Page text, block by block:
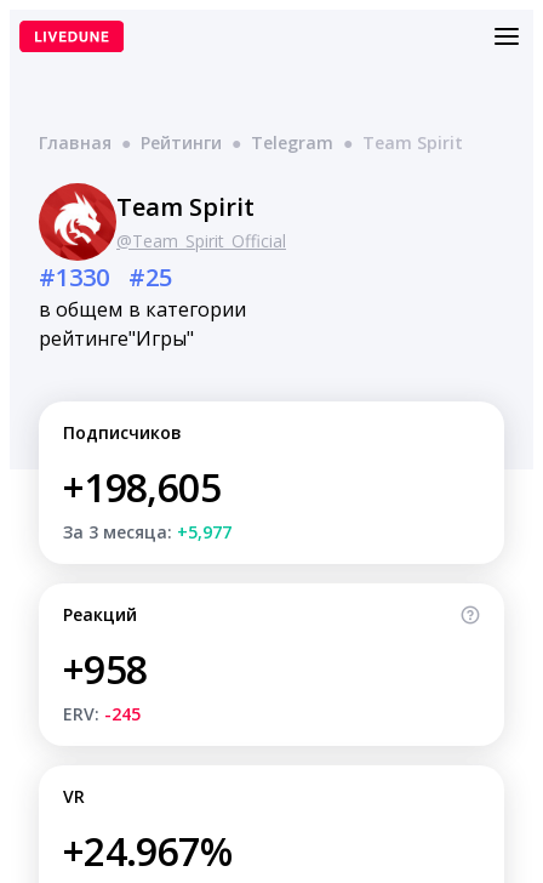
Перейти
Главная ● Рейтинги ● Telegram ● Team Spirit
Team Spirit
@Team_Spirit_Official
#1330
в общем
рейтинге
#25
в категории
"Игры"
Подписчиков
+198,605
За 3 месяца: +5,977
Реакций
+958
ERV: -245
VR
+24.967%